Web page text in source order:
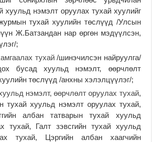
хуульд нэмэлт оруулах тухай хуулийг
тухай хуулийн төслүүд /Улсын
Ж.Батзандан нар өргөн мэдүүлсэн,
;
тухай/шинэчилсэн найруулга/
бусад хуульд нэмэлт, өөрчлөлт
төслүүд /анхны хэлэлцүүлэг/;
нэмэлт, өөрчлөлт оруулах тухай,
тухай хуульд нэмэлт оруулах тухай,
албан татварын тухай хуульд
тухай, Галт зэвсгийн тухай хуульд
тухай, Цэргийн албан хаагчийн